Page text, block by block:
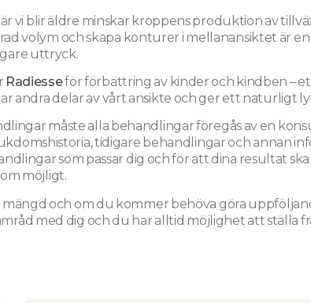
vi blir äldre minskar kroppens produktion av
volym och skapa konturer i mellanansiktet är
uttryck.
Radiesseför förbättring av kinder och kindben –
andra delar av vårt ansikte och ger ett naturligt
måste alla behandlingar föregås av en
tidigare behandlingar och annan
som passar dig och för att dina resultat
möjligt.
och om du kommer behöva göra
med dig och du har alltid möjlighet att ställa